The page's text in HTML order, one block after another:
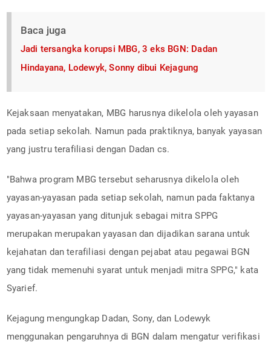
Baca juga
Jadi tersangka korupsi MBG, 3 eks BGN: Dadan
Hindayana, Lodewyk, Sonny dibui Kejagung
Kejaksaan menyatakan, MBG harusnya dikelola oleh yayasan
pada setiap sekolah. Namun pada praktiknya, banyak yayasan
yang justru terafiliasi dengan Dadan cs.
"Bahwa program MBG tersebut seharusnya dikelola oleh
yayasan-yayasan pada setiap sekolah, namun pada faktanya
yayasan-yayasan yang ditunjuk sebagai mitra SPPG
merupakan merupakan yayasan dan dijadikan sarana untuk
kejahatan dan terafiliasi dengan pejabat atau pegawai BGN
yang tidak memenuhi syarat untuk menjadi mitra SPPG," kata
Syarief.
Kejagung mengungkap Dadan, Sony, dan Lodewyk
menggunakan pengaruhnya di BGN dalam mengatur verifikasi